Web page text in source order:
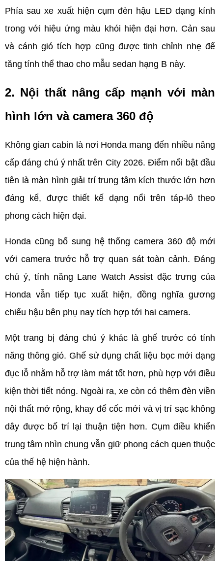
Phía sau xe xuất hiện cụm đèn hậu LED dạng kính
trong với hiệu ứng màu khói hiện đại hơn. Cản sau
và cánh gió tích hợp cũng được tinh chỉnh nhẹ để
tăng tính thể thao cho mẫu sedan hạng B này.
2. Nội thất nâng cấp mạnh với màn
hình lớn và camera 360 độ
Không gian cabin là nơi Honda mang đến nhiều nâng
cấp đáng chú ý nhất trên City 2026. Điểm nổi bật đầu
tiên là màn hình giải trí trung tâm kích thước lớn hơn
đáng kể, được thiết kế dạng nổi trên táp-lô theo
phong cách hiện đại.
Honda cũng bổ sung hệ thống camera 360 độ mới
với camera trước hỗ trợ quan sát toàn cảnh. Đáng
chú ý, tính năng Lane Watch Assist đặc trưng của
Honda vẫn tiếp tục xuất hiện, đồng nghĩa gương
chiếu hậu bên phụ nay tích hợp tới hai camera.
Một trang bị đáng chú ý khác là ghế trước có tính
năng thông gió. Ghế sử dụng chất liệu bọc mới dạng
đục lỗ nhằm hỗ trợ làm mát tốt hơn, phù hợp với điều
kiện thời tiết nóng. Ngoài ra, xe còn có thêm đèn viền
nội thất mở rộng, khay để cốc mới và vị trí sạc không
dây được bố trí lại thuận tiện hơn. Cụm điều khiển
trung tâm nhìn chung vẫn giữ phong cách quen thuộc
của thế hệ hiện hành.